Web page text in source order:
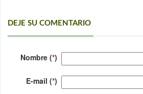
DEJE SU COMENTARIO
Nombre (*)
E-mail (*)